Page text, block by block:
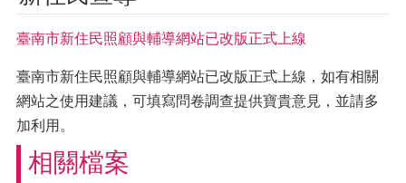
臺南市新住民照顧與輔導網站已改版正式上線
臺南市新住民照顧與輔導網站已改版正式上線，如有相關
網站之使用建議，可填寫問卷調查提供寶貴意見，並請多
加利用。
相關檔案